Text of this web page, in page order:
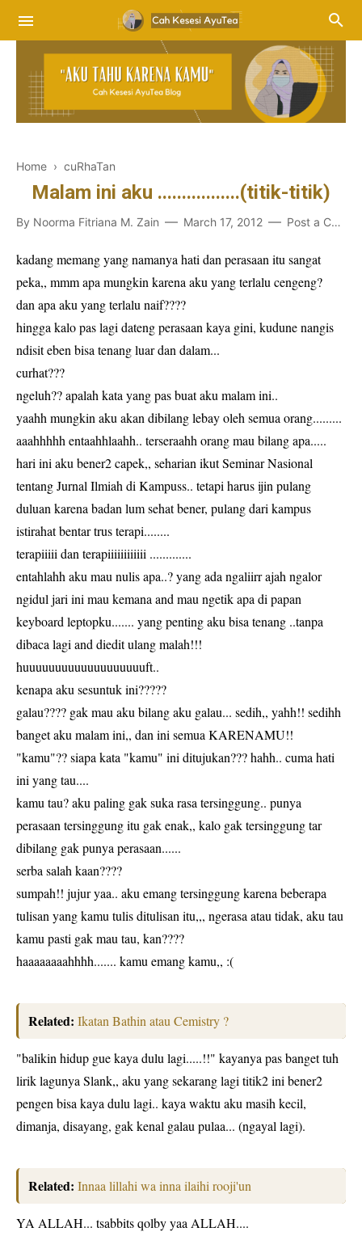
Home › cuRhaTan
Malam ini aku .................(titik-titik)
By Noorma Fitriana M. Zain March 17, 2012 Post a Comment
kadang memang yang namanya hati dan perasaan itu sangat
peka,, mmm apa mungkin karena aku yang terlalu cengeng?
dan apa aku yang terlalu naif????
hingga kalo pas lagi dateng perasaan kaya gini, kudune nangis
ndisit eben bisa tenang luar dan dalam...
curhat???
ngeluh?? apalah kata yang pas buat aku malam ini..
yaahh mungkin aku akan dibilang lebay oleh semua orang.........
aaahhhhh entaahhlaahh.. terseraahh orang mau bilang apa.....
hari ini aku bener2 capek,, seharian ikut Seminar Nasional
tentang Jurnal Ilmiah di Kampuss.. tetapi harus ijin pulang
duluan karena badan lum sehat bener, pulang dari kampus
istirahat bentar trus terapi........
terapiiiii dan terapiiiiiiiiiiii .............
entahlahh aku mau nulis apa..? yang ada ngaliirr ajah ngalor
ngidul jari ini mau kemana and mau ngetik apa di papan
keyboard leptopku....... yang penting aku bisa tenang ..tanpa
dibaca lagi and diedit ulang malah!!!
huuuuuuuuuuuuuuuuuuuft..
kenapa aku sesuntuk ini?????
galau???? gak mau aku bilang aku galau... sedih,, yahh!! sedihh
banget aku malam ini,, dan ini semua KARENAMU!!
"kamu"?? siapa kata "kamu" ini ditujukan??? hahh.. cuma hati
ini yang tau....
kamu tau? aku paling gak suka rasa tersinggung.. punya
perasaan tersinggung itu gak enak,, kalo gak tersinggung tar
dibilang gak punya perasaan......
serba salah kaan????
sumpah!! jujur yaa.. aku emang tersinggung karena beberapa
tulisan yang kamu tulis ditulisan itu,,, ngerasa atau tidak, aku tau
kamu pasti gak mau tau, kan????
haaaaaaaahhhh....... kamu emang kamu,, :(
Related: Ikatan Bathin atau Cemistry ?
"balikin hidup gue kaya dulu lagi.....!!" kayanya pas banget tuh
lirik lagunya Slank,, aku yang sekarang lagi titik2 ini bener2
pengen bisa kaya dulu lagi.. kaya waktu aku masih kecil,
dimanja, disayang, gak kenal galau pulaa... (ngayal lagi).
Related: Innaa lillahi wa inna ilaihi rooji'un
YA ALLAH... tsabbits qolby yaa ALLAH....